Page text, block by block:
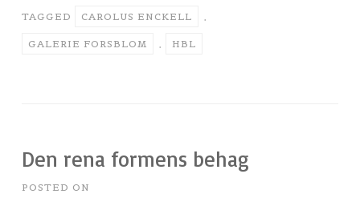
TAGGED CAROLUS ENCKELL ,
GALERIE FORSBLOM , HBL
Den rena formens behag
POSTED ON